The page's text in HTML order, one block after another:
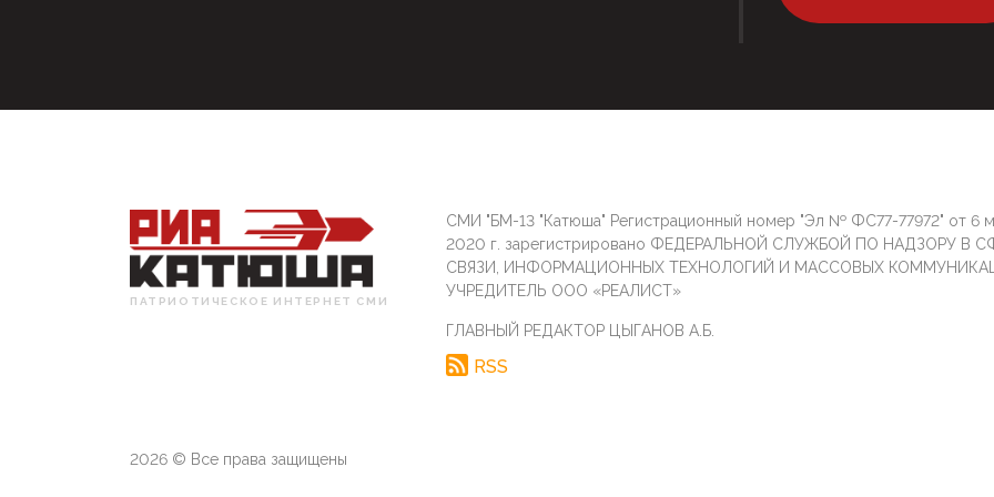
ПАТРИОТИЧЕСКОЕ ИНТЕРНЕТ СМИ
СМИ "БМ-13 "Катюша" Регистрационный номер "Эл № ФС77-77972" от 6
2020 г. зарегистрировано ФЕДЕРАЛЬНОЙ СЛУЖБОЙ ПО НАДЗОРУ В
СВЯЗИ, ИНФОРМАЦИОННЫХ ТЕХНОЛОГИЙ И МАССОВЫХ
УЧРЕДИТЕЛЬ ООО «РЕАЛИСТ»
ГЛАВНЫЙ РЕДАКТОР ЦЫГАНОВ А.Б.
RSS
2026 © Все права защищены